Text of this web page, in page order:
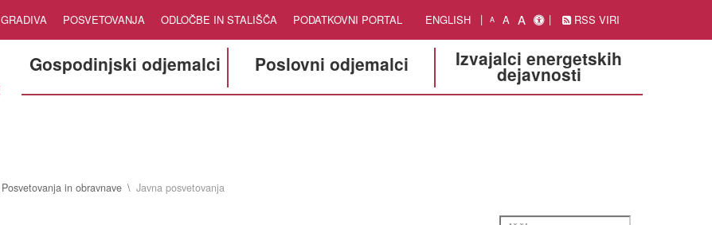
GRADIVA POSVETOVANJA ODLOČBE IN STALIŠČA PODATKOVNI PORTAL ENGLISH A A A RSS VIRI
Gospodinjski odjemalci Poslovni odjemalci Izvajalci energetskih
dejavnosti
Posvetovanja in obravnave Javna posvetovanja